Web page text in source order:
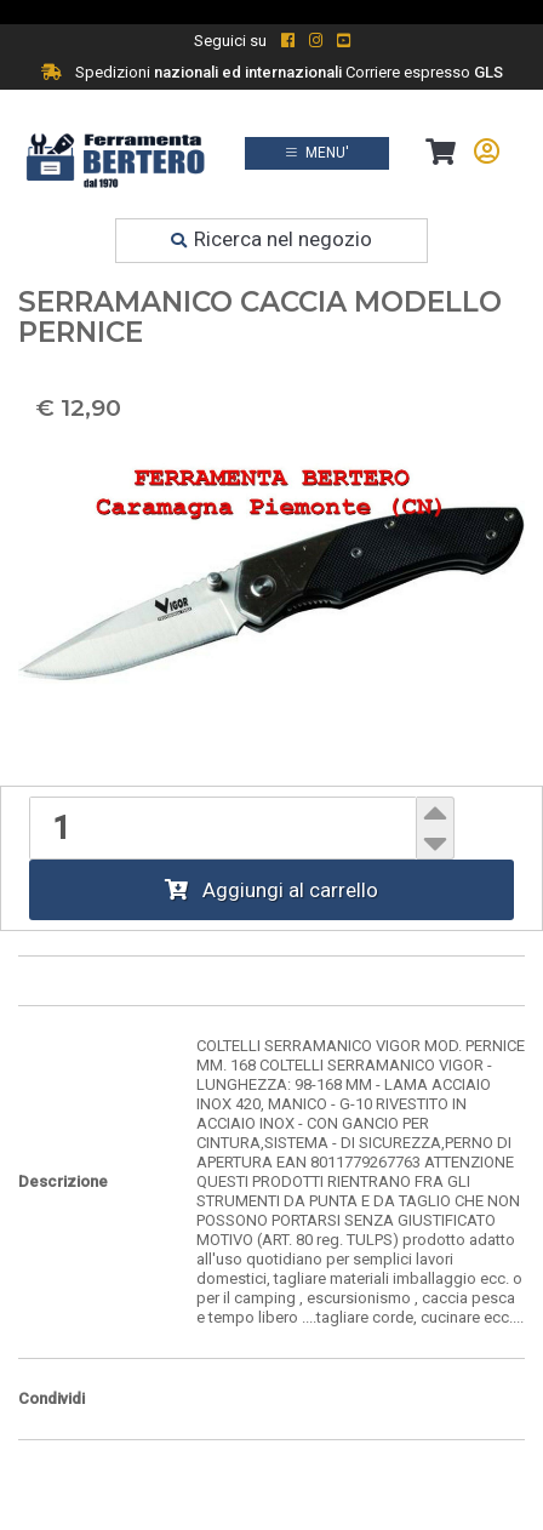
Seguici su
Spedizioninazionali ed internazionaliCorriere espresso GLS
MENU'
Ricerca nel negozio
Prodotti
Descrizione
COLTELLI SERRAMANICO VIGOR MOD. PERNICE
MM. 168 COLTELLI SERRAMANICO VIGOR -
LUNGHEZZA: 98-168 MM - LAMA ACCIAIO
INOX 420, MANICO - G-10 RIVESTITO IN
ACCIAIO INOX - CON GANCIO PER
CINTURA,SISTEMA - DI SICUREZZA,PERNO DI
APERTURA EAN 8011779267763 ATTENZIONE
QUESTI PRODOTTI RIENTRANO FRA GLI
STRUMENTI DA PUNTA E DA TAGLIO CHE NON
POSSONO PORTARSI SENZA GIUSTIFICATO
MOTIVO (ART. 80 reg. TULPS) prodotto adatto
all'uso quotidiano per semplici lavori
domestici, tagliare materiali imballaggio ecc. o
per il camping , escursionismo , caccia pesca
e tempo libero ....tagliare corde, cucinare ecc....
Condividi
COLTELLO - COLTELLI
SERRAMANICO CACCIA MODELLO
PERNICE
€ 12,90
Aggiungi al carrello